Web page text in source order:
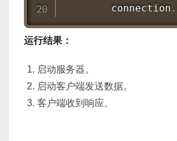
        connection
.
运行结果：
启动服务器。
启动客户端发送数据。
客户端收到响应。